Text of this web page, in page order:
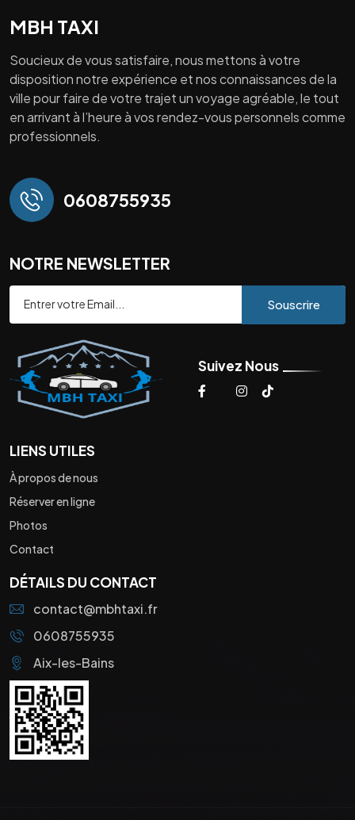
MBH TAXI
Soucieux de vous satisfaire, nous mettons à votre
disposition notre expérience et nos connaissances de la
ville pour faire de votre trajet un voyage agréable, le tout
en arrivant à l’heure à vos rendez-vous personnels comme
professionnels.
0608755935
NOTRE NEWSLETTER
Souscrire
Suivez Nous
LIENS UTILES
À propos de nous
Réserver en ligne
Photos
Contact
DÉTAILS DU CONTACT
contact@mbhtaxi.fr
0608755935
Aix-les-Bains